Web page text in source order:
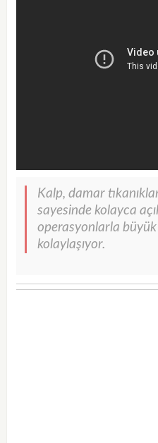
Kalp, damar
sayesinde kolayca
operasyonlarla büyük
kolaylaşıyor.